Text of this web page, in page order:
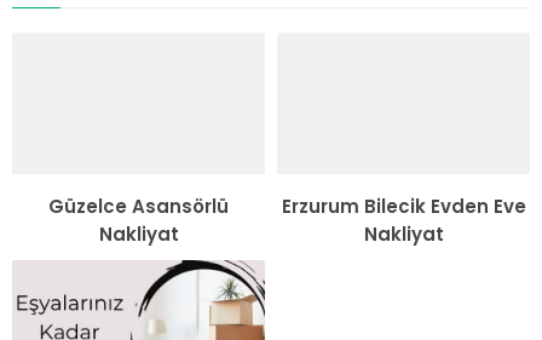
Güzelce Asansörlü
Nakliyat
Erzurum Bilecik Evden Eve
Nakliyat